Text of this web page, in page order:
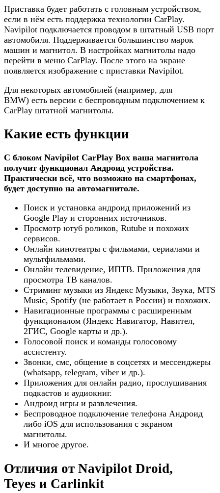
Приставка будет работать с головным устройством,
если в нём есть поддержка технологии CarPlay.
Navipilot подключается проводом в штатный USB порт
автомобиля. Поддерживается большинство марок
машин и магнитол. В настройках магнитолы надо
перейти в меню CarPlay. После этого на экране
появляется изображение с приставки Navipilot.
Для некоторых автомобилей (например, для
BMW) есть версии с беспроводным подключением к
CarPlay штатной магнитолы.
Какие есть функции
С блоком Navipilot CarPlay Box ваша магнитола
получит функционал Андроид устройства.
Практически всё, что возможно на смартфонах,
будет доступно на автомагнитоле.
Поиск и установка андроид приложений из
Google Play и сторонних источников.
Просмотр ютуб роликов, Rutube и похожих
сервисов.
Онлайн кинотеатры с фильмами, сериалами и
мультфильмами.
Онлайн телевидение, ИПТВ. Приложения для
просмотра ТВ каналов.
Стриминг музыки из Яндекс Музыки, Звука, MTS
Music, Spotify (не работает в России) и похожих.
Навигационные программы с расширенным
функционалом (Яндекс Навигатор, Навител,
2ГИС, Google карты и др.).
Голосовой поиск и команды голосовому
ассистенту.
Звонки, смс, общение в соцсетях и мессенджеры
(whatsapp, telegram, viber и др.).
Приложения для онлайн радио, прослушивания
подкастов и аудиокниг.
Андроид игры и развлечения.
Беспроводное подключение телефона Андроид
либо iOS для использования с экраном
магнитолы.
И многое другое.
Отличия от Navipilot Droid,
Teyes и Carlinkit